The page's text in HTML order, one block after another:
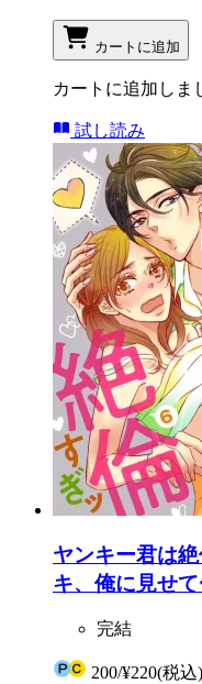
カートに追加
カートに追加しま
試し読み
ヤンキー君は
キ、俺に見せて
完結
200/¥220(税込)